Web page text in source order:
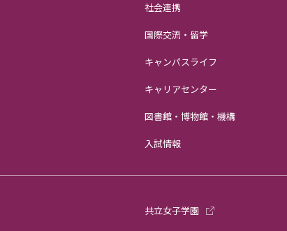
社会連携
国際交流・留学
キャンパスライフ
キャリアセンター
図書館・博物館・機構
入試情報
共立女子学園